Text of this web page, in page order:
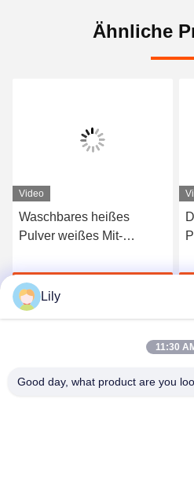
Ähnliche
Video
Waschbares heißes
Pulver weißes Mit-
Hitze-Transferdruck
Lily
11:30
Good day, what product are you